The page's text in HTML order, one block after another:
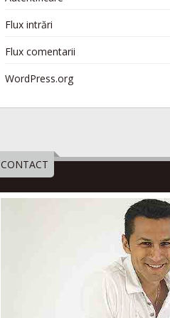
Flux intrări
Flux comentarii
WordPress.org
CONTACT